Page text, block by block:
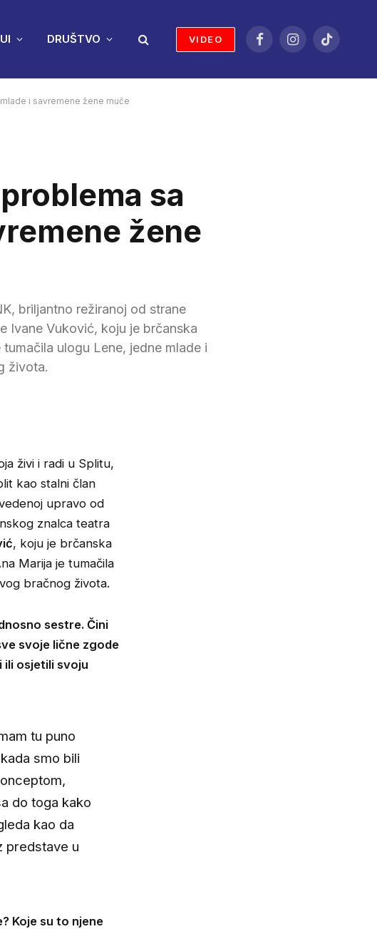
DRUŠTVO VIDEO
FacebookInstagramTikTok
i savremene žene muče
sa
žene
briljantno režiranoj od strane
Ivane Vuković, koju je brčanska
ulogu Lene, jedne mlade i
života.
živi i radi u Splitu,
kao stalni član
upravo od
znalca teatra
, koju je brčanska
Marija je tumačila
bračnog života.
sestre. Čini
svoje lične zgode
ili osjetili svoju
tu puno
smo bili
do toga kako
kao da
predstave u
Koje su to njene